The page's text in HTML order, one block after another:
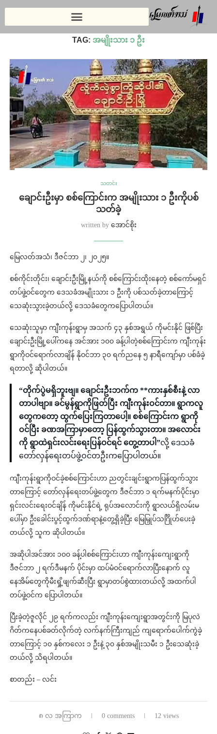
အမျိုးသား ၁ ဦး
TAG: အမျိုးသား ၁ ဦး
သတင်း
ချောင်းဦးမှာ စစ်ကြောင်းက အမျိုးသား ၁ ဦးကိုပစ်
သတ်ခဲ့
written by အောင်စိုး
မြေလတ်အသံ၊ ဒီဇင်ဘာ ၂၊ ၂၀၂၅။
စစ်ကိုင်းတိုင်း၊ ချောင်းဦးမြို့နယ်ကို စစ်ကြောင်းထိုးနေတဲ့ စစ်ကော်မရှင်
တပ်ဖွဲ့ဝင်တွေက ဒေသခံအမျိုးသား ၁ ဦးကို ပစ်သတ်ခဲ့တာကြောင့်
သေဆုံးသွားခဲ့တယ်လို့ ဒေသခံတွေကပြောပါတယ်။
သေဆုံးသူမှာ ကျီးကုန်းရွာမှ အသက် ၄၃ နှစ်အရွယ် ကိုမင်းနိုင် ဖြစ်ပြီး
ချောင်းဦးမြို့ပေါ်ကနေ အင်အား ၁၀၀ ခန့်ပါတဲ့စစ်ကြောင်းက ကျီးကုန်း
ရွာကိုဝင်ရောက်လာချိန် နိုဝင်ဘာ ၃၀ ရက်ညနေ ၅ နာရီကျော်မှာ ပစ်ခံခဲ့
ရတာလို့ ဆိုပါတယ်။
“တိုက်ပွဲမရှိဘူးဗျ။ ချောင်းဦးဘက်က **ကားနှစ်စီးနဲ့ လာ
တာပါဗျာ။ ခင်မွန်ရွာကိုဖြတ်ပြီး ကျီးကုန်းဝင်တာ။ ရွာကလူ
တွေကတော့ ထွက်ပြေးကြတာပေါ့။ စစ်ကြောင်းက ရွာကို
ဝင်ပြီး ခဏအကြာမှာတော့ ပြန်ထွက်သွားတာ။ အလောင်း
ကို ရွာထဲရှင်းလင်းရေးပြန်ဝင်ရင် တွေ့တာပါ”လို့ ဒေသခံ
တော်လှန်ရေးတပ်ဖွဲ့ဝင်တဦးကပြောပါတယ်။
ကျီးကုန်းရွာကိုဝင်ခဲ့စစ်ကြောင်းဟာ ညတွင်းချင်းရွာကပြန်ထွက်သွား
တာကြောင့် တော်လှန်ရေးတပ်ဖွဲ့တွေက ဒီဇင်ဘာ ၁ ရက်မနက်ပိုင်းမှာ
ရှင်းလင်းရေးဝင်ချိန် ကိုမင်းနိုင်ရဲ့ ရုပ်အလောင်းကို ရွာလယ်ရှိလမ်းမ
ပေါ်မှာ ဦးခေါင်းပွင့်ထွက်ဒဏ်ရာနဲ့တွေ့ရှိခဲ့ပြီး မြေမြှုပ်သင်္ဂြိုဟ်ပေးခဲ့
တယ်လို့ သူက ဆိုပါတယ်။
အဆိုပါအင်အား ၁၀၀ ခန့်ပါစစ်ကြောင်းဟာ ကျီးကုန်းကျေးရွာကို
ဒီဇင်ဘာ ၂ ရက်ဒီမနက် ပိုင်းမှာ ထပ်မံဝင်ရောက်လာပြီးနောက် လူ
နေအိမ်တွေကိုမီးရှို့ဖျက်ဆီးပြီး ရွာမှာတပ်စွဲထားတယ်လို့ အထက်ပါ
တပ်ဖွဲ့ဝင်က ပြောပါတယ်။
ပြီးခဲ့တဲ့ဇူလိုင် ၂၉ ရက်ကလည်း ကျီးကုန်းကျေးရွာအတွင်းကို မြပုလဲ
ဂိတ်ကနေပစ်ခတ်လိုက်တဲ့ လက်နက်ကြီးကျည် ကျရောက်ပေါက်ကွဲခဲ့
တာကြောင့် ၁၀ နှစ်ကလေး ၁ ဦးနဲ့ ၃၀ နှစ်အမျိုးသမီး ၁ ဦးသေဆုံးခဲ့
တယ်လို့ သိရပါတယ်။
စာတည်း – လင်း
၈ လ အကြာက 0 comments 12 views